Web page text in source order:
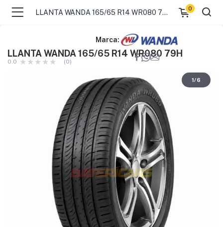
LLANTA WANDA 165/65 R14 WR080 79H
0
Marca:
LLANTA WANDA 165/65 R14 WR080 79H
0.0 (0)
1/6